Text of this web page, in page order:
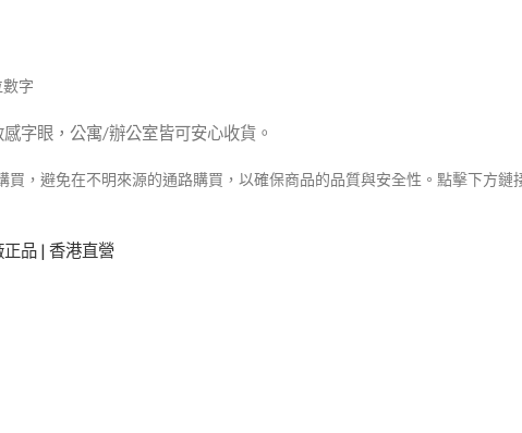
字
字眼，公寓/辦公室皆可安心收貨。
，避免在不明來源的通路購買，以確保商品的品質與安全性。點擊下方鏈
品 | 香港直營